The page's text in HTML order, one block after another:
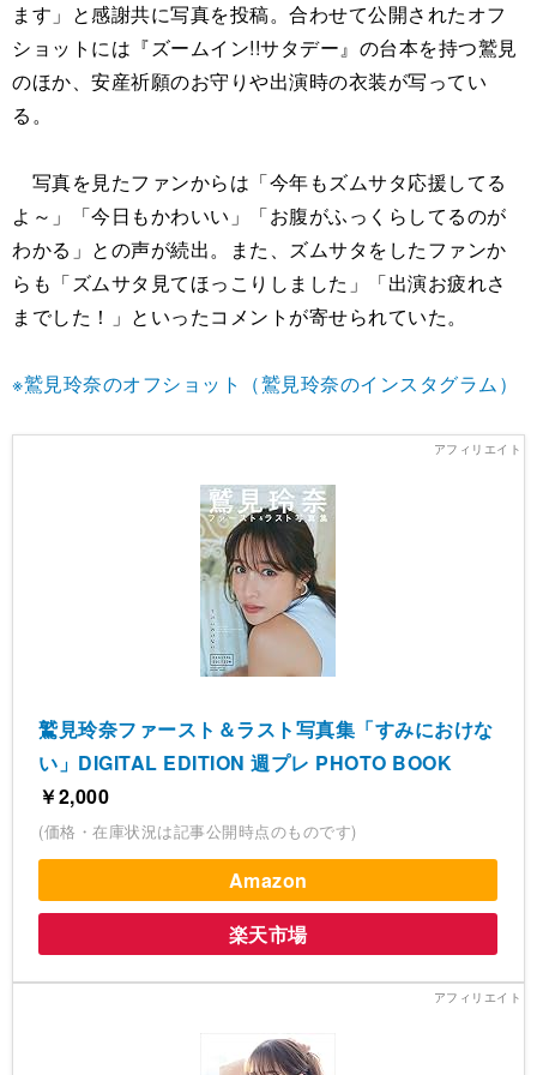
ます」と感謝共に写真を投稿。合わせて公開されたオフ
ショットには『ズームイン!!サタデー』の台本を持つ鷲見
のほか、安産祈願のお守りや出演時の衣装が写ってい
る。
写真を見たファンからは「今年もズムサタ応援してる
よ～」「今日もかわいい」「お腹がふっくらしてるのが
わかる」との声が続出。また、ズムサタをしたファンか
らも「ズムサタ見てほっこりしました」「出演お疲れさ
までした！」といったコメントが寄せられていた。
※鷲見玲奈のオフショット（鷲見玲奈のインスタグラム）
鷲見玲奈ファースト＆ラスト写真集「すみにおけな
い」DIGITAL EDITION 週プレ PHOTO BOOK
￥2,000
(価格・在庫状況は記事公開時点のものです)
Amazon
楽天市場